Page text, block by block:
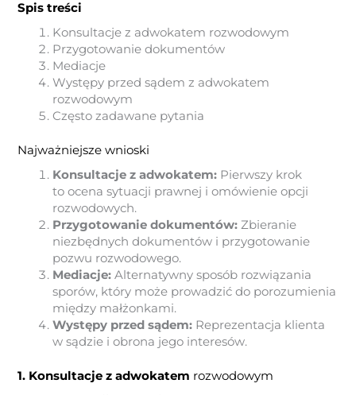
Spis treści
Konsultacje z adwokatem rozwodowym
Przygotowanie dokumentów
Mediacje
Występy przed sądem z adwokatem
rozwodowym
Często zadawane pytania
Najważniejsze wnioski
Konsultacje z adwokatem: Pierwszy krok
to ocena sytuacji prawnej i omówienie opcji
rozwodowych.
Przygotowanie dokumentów: Zbieranie
niezbędnych dokumentów i przygotowanie
pozwu rozwodowego.
Mediacje: Alternatywny sposób rozwiązania
sporów, który może prowadzić do porozumienia
między małżonkami.
Występy przed sądem: Reprezentacja klienta
w sądzie i obrona jego interesów.
1. Konsultacje z adwokatem rozwodowym